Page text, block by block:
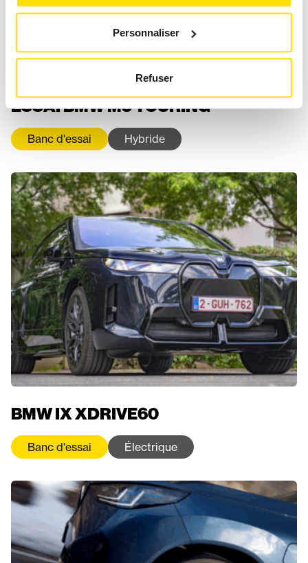
Personnaliser
Refuser
ESSAI BMW M5 TOURING
Banc d'essai Hybride
BMW IX XDRIVE60
Banc d'essai Électrique